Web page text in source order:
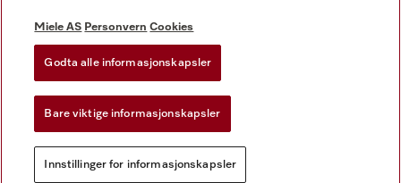
Personvern
Vilkår for bruk
Vilkår og betingelser
Innstillinger for informasjonskapsler
Miele AS Personvern Cookies
Godta alle informasjonskapsler
Bare viktige informasjonskapsler
Innstillinger for informasjonskapsler